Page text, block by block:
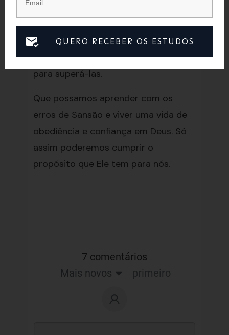
podemos cair se não tivermos um
relacionamento constante com Ele.
Devemos estar atentos às nossas
fraquezas e buscar a ajuda de Deus
para superá-las.
Que possamos aprender com os
erros de Sansão e viver uma vida de
obediência e confiança em Deus. Só
assim poderemos cumprir o
propósito que Ele tem para nós.
7 comentários
Mais novos
primeiro
QUERO RECEBER OS ESTUDOS